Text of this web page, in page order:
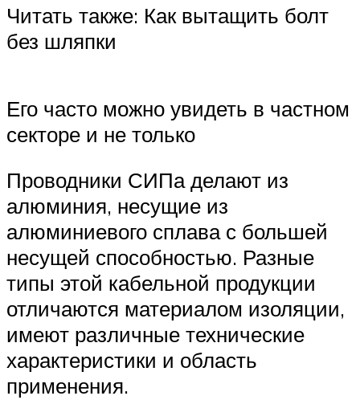
Читать также: Как вытащить болт
без шляпки
Его часто можно увидеть в частном
секторе и не только
Проводники СИПа делают из
алюминия, несущие из
алюминиевого сплава с большей
несущей способностью. Разные
типы этой кабельной продукции
отличаются материалом изоляции,
имеют различные технические
характеристики и область
применения.